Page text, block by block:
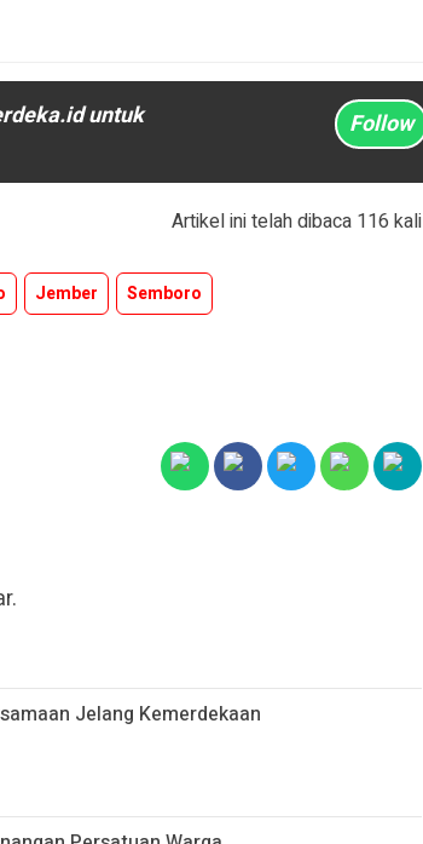
untuk
Follow
Artikel ini telah dibaca 116 kali
Jember Semboro
Jelang Kemerdekaan